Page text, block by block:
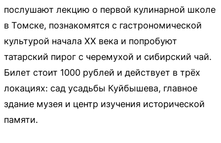
послушают лекцию о первой кулинарной школе
в Томске, познакомятся с гастрономической
культурой начала XX века и попробуют
татарский пирог с черемухой и сибирский чай.
Билет стоит 1000 рублей и действует в трёх
локациях: сад усадьбы Куйбышева, главное
здание музея и центр изучения исторической
памяти.